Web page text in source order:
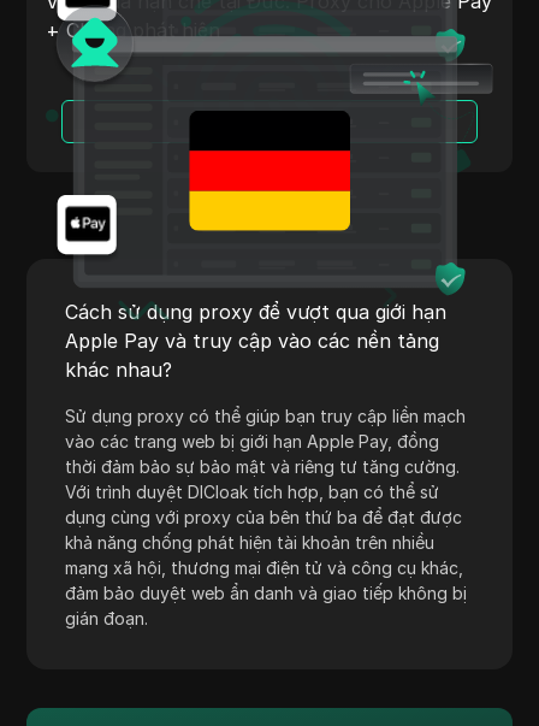
Shopify
Skrill
Snapchat
SoundCloud
Spotify
Square
Stripe
Target
Telegram
TikTok
TikTok Ads
TransferWise
Tumblr
+ Chống phát hiện
Cách sử dụng proxy để vượt qua giới hạn
Apple Pay và truy cập vào các nền tảng
khác nhau?
Sử dụng proxy có thể giúp bạn truy cập liền mạch
vào các trang web bị giới hạn Apple Pay, đồng
thời đảm bảo sự bảo mật và riêng tư tăng cường.
Với trình duyệt DICloak tích hợp, bạn có thể sử
dụng cùng với proxy của bên thứ ba để đạt được
khả năng chống phát hiện tài khoản trên nhiều
mạng xã hội, thương mại điện tử và công cụ khác,
đảm bảo duyệt web ẩn danh và giao tiếp không bị
gián đoạn.